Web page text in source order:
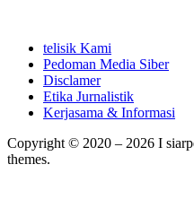
telisik Kami
Pedoman Media Siber
Disclamer
Etika Jurnalistik
Kerjasama & Informasi
Copyright © 2020 – 2026 I
themes.